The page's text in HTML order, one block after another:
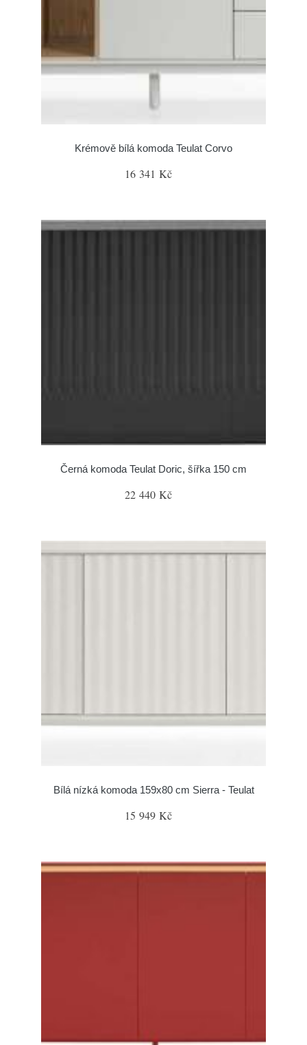
Krémově bílá komoda Teulat Corvo
16 341 Kč
Černá komoda Teulat Doric, šířka 150 cm
22 440 Kč
Bílá nízká komoda 159x80 cm Sierra - Teulat
15 949 Kč